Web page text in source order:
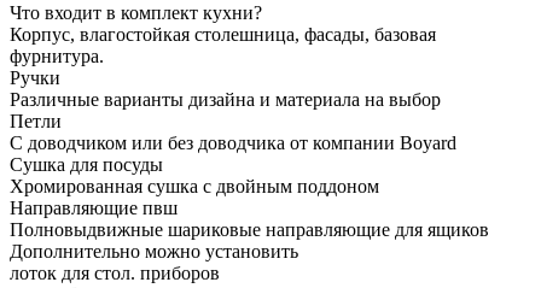
Что входит в комплект кухни?
Корпус, влагостойкая столешница, фасады, базовая
фурнитура.
Ручки
Различные варианты дизайна и материала на выбор
Петли
С доводчиком или без доводчика от компании Boyard
Сушка для посуды
Хромированная сушка с двойным поддоном
Направляющие пвш
Полновыдвижные шариковые направляющие для ящиков
Дополнительно можно установить
лоток для стол. приборов